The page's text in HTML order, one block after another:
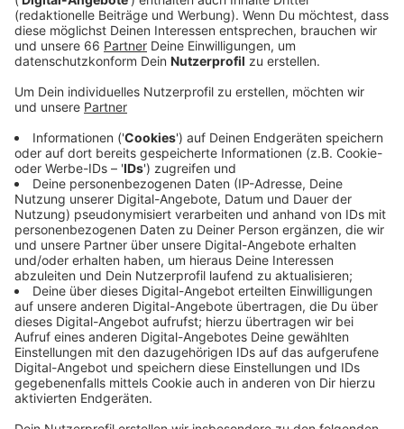
Dabei hatten sie ihn dann mit einem Messer
gezwungen, sein Geld herauszugeben.
Veröffentlicht:Donnerstag, 24.08.2023 09:52
Anzeige
Im Anschluss sollen sie dem Jugendlichen ins Gesicht
geschlagen haben und geflüchtet sein. Der 16-jährige
musste daraufhin im Krankenhaus behandelt werden.
Die Tatverdächtigen sollen zuvor gemeinsam mit dem
Opfer im Bus von der Posener Straße bis zur
Haltestelle "In den Kötten" gesessen haben. Wer zu
dem Fall etwas sagen kann, sollte sich bitte bei der
Polizei melden.
Anzeige